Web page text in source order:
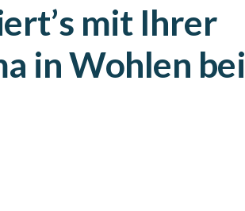
mit Ihrer
in Wohlen bei